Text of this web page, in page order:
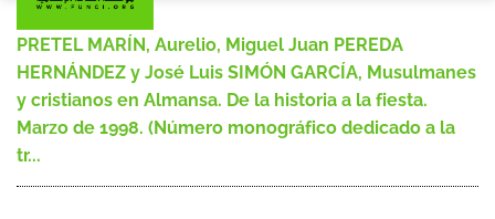
PRETEL MARÍN, Aurelio, Miguel Juan PEREDA
HERNÁNDEZ y José Luis SIMÓN GARCÍA, Musulmanes
y cristianos en Almansa. De la historia a la fiesta.
Marzo de 1998. (Número monográfico dedicado a la
tr...